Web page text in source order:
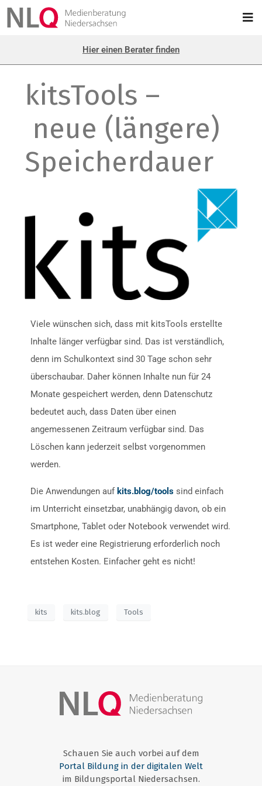
Hier einen Berater finden
kitsTools –
neue (längere)
Speicherdauer
Viele wünschen sich, dass mit kitsTools erstellte
Inhalte länger verfügbar sind. Das ist verständlich,
denn im Schulkontext sind 30 Tage schon sehr
überschaubar. Daher können Inhalte nun für 24
Monate gespeichert werden, denn Datenschutz
bedeutet auch, dass Daten über einen
angemessenen Zeitraum verfügbar sind. Das
Löschen kann jederzeit selbst vorgenommen
werden.
Die Anwendungen auf kits.blog/tools sind einfach
im Unterricht einsetzbar, unabhängig davon, ob ein
Smartphone, Tablet oder Notebook verwendet wird.
Es ist weder eine Registrierung erforderlich noch
entstehen Kosten. Einfacher geht es nicht!
kits kits.blog Tools
Schauen Sie auch vorbei auf dem
Portal Bildung in der digitalen Welt
im Bildungsportal Niedersachsen.